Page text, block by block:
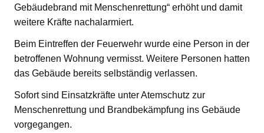
Gebäudebrand mit Menschenrettung“ erhöht und damit
weitere Kräfte nachalarmiert.
Beim Eintreffen der Feuerwehr wurde eine Person in der
betroffenen Wohnung vermisst. Weitere Personen hatten
das Gebäude bereits selbständig verlassen.
Sofort sind Einsatzkräfte unter Atemschutz zur
Menschenrettung und Brandbekämpfung ins Gebäude
vorgegangen.